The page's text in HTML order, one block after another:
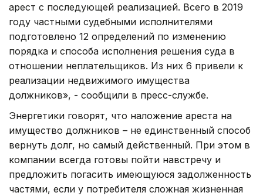
арест с последующей реализацией. Всего в 2019
году частными судебными исполнителями
подготовлено 12 определений по изменению
порядка и способа исполнения решения суда в
отношении неплательщиков. Из них 6 привели к
реализации недвижимого имущества
должников», - сообщили в пресс-службе.
Энергетики говорят, что наложение ареста на
имущество должников – не единственный способ
вернуть долг, но самый действенный. При этом в
компании всегда готовы пойти навстречу и
предложить погасить имеющуюся задолженность
частями, если у потребителя сложная жизненная